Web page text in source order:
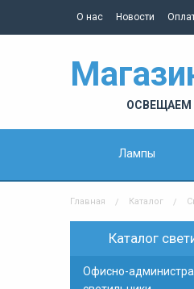
О нас Новости
ОСВЕЩАЕМ
Лампы
Главная Каталог
Каталог
Офисно-